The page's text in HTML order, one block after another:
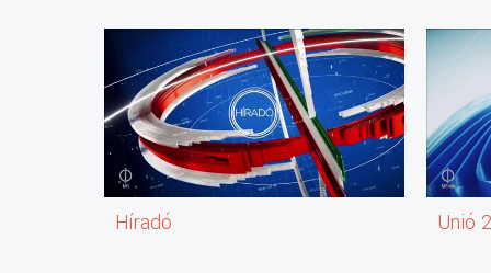
Ma Magyarországon legalább hatszázezer
hogyan lehet sérültként is teljes életet élni.
2025-10-02 14:50:00 Ma délután
Élő műsorblokk, amelyet a stúdióból vagy más
2025-10-02 15:00:00 HÍRADÓ
Híradó Unió